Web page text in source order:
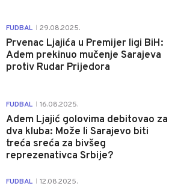
FUDBAL 29.08.2025.
Prvenac Ljajića u Premijer ligi BiH:
Adem prekinuo mučenje Sarajeva
protiv Rudar Prijedora
FUDBAL 16.08.2025.
Adem Ljajić golovima debitovao za
dva kluba: Može li Sarajevo biti
treća sreća za bivšeg
reprezenativca Srbije?
FUDBAL 12.08.2025.